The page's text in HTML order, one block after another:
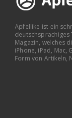
Apfellike ist ein
deutschsprachiges
Magazin, welches
iPhone, iPad, Mac,
Form von Artikeln,